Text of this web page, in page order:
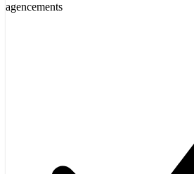
agencements